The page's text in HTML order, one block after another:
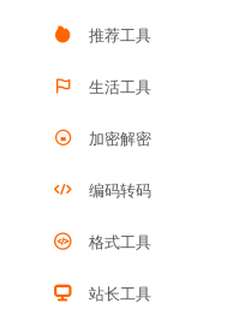
推荐工具
生活工具
加密解密
编码转码
格式工具
站长工具